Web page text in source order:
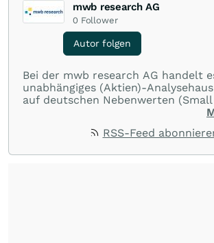
mwb research AG
0 Follower
Autor folgen
Bei der mwb research AG handelt
unabhängiges (Aktien)-
auf deutschen Nebenwerten (Small
RSS-Feed